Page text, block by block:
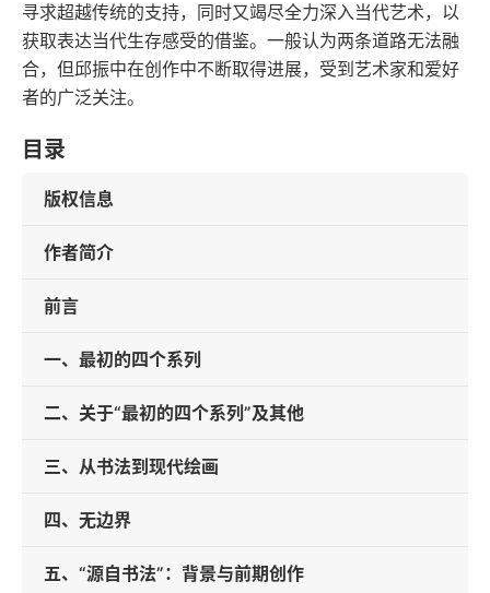
寻求超越传统的支持，同时又竭尽全力深入当代艺术，以
获取表达当代生存感受的借鉴。一般认为两条道路无法融
合，但邱振中在创作中不断取得进展，受到艺术家和爱好
者的广泛关注。
目录
版权信息
作者简介
前言
一、最初的四个系列
二、关于“最初的四个系列”及其他
三、从书法到现代绘画
四、无边界
五、“源自书法”：背景与前期创作